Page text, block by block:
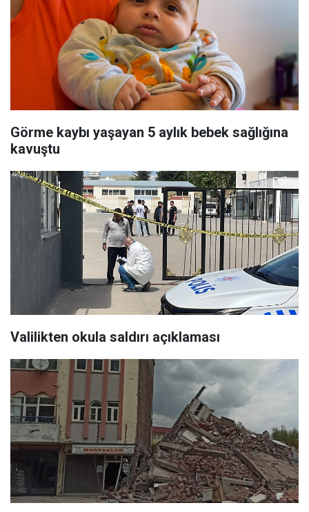
Görme kaybı yaşayan 5 aylık bebek sağlığına
kavuştu
Valilikten okula saldırı açıklaması